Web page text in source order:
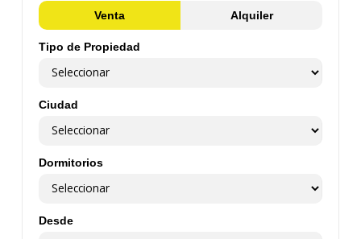
Venta Alquiler
Tipo de Propiedad
Ciudad
Dormitorios
Desde